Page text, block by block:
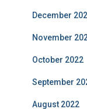
December
November
October 2022
September
August 2022